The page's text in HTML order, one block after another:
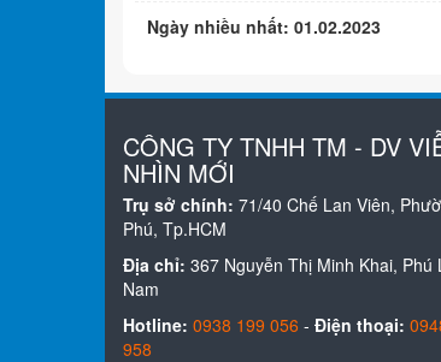
Ngày nhiều nhất: 01.02.2023
CÔNG TY TNHH TM - DV
NHÌN MỚI
Trụ sở chính: 71/40 Chế Lan Viên,
Phú, Tp.HCM
Địa chỉ: 367 Nguyễn Thị Minh Khai, Phú
Nam
Hotline: 0938 199 056 - Điện thoại:
958